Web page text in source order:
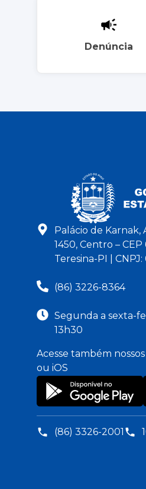
Denúncia
Palácio de Karnak,
1450, Centro –
Teresina-PI |
(86) 3226-8364
Segunda a sexta-
13h30
Acesse também
ou iOS
(86) 3326-2001